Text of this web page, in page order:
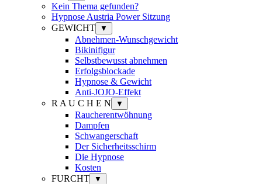
Kein Thema gefunden?
Hypnose Austria Power Sitzung
GEWICHT
▼
Abnehmen-Wunschgewicht
Bikinifigur
Selbstbewusst abnehmen
Erfolgsblockade
Hypnose & Gewicht
Anti-JOJO-Effekt
R A U C H E N
▼
Raucherentwöhnung
Dampfen
Schwangerschaft
Der Sicherheitsschirm
Die Hypnose
Kosten
FURCHT
▼